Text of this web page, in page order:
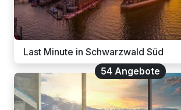
Last Minute in Schwarzwald Süd
54 Angebote